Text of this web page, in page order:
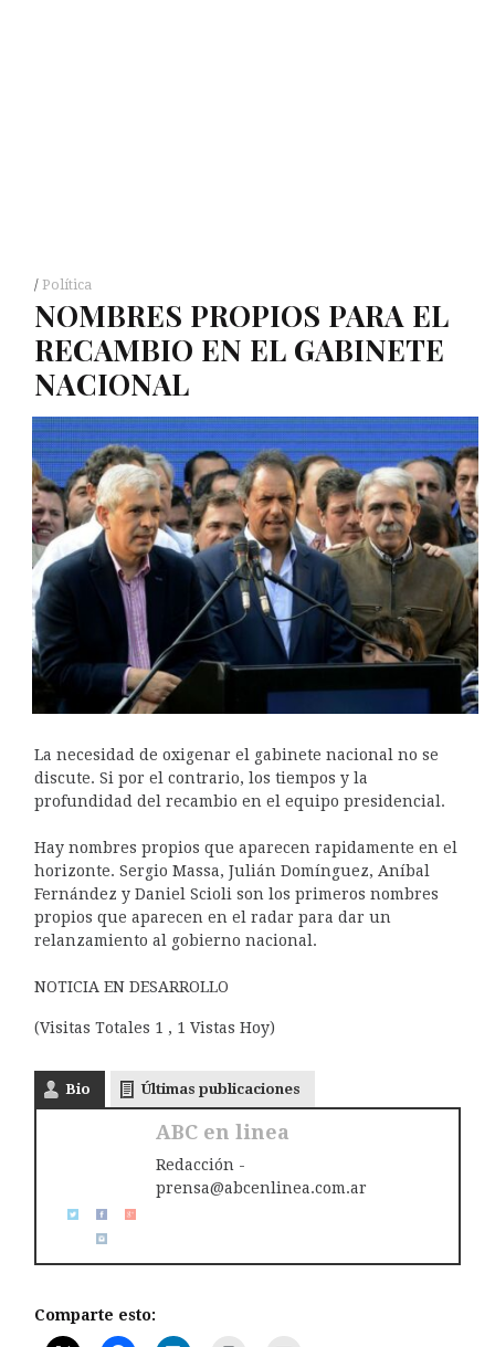
Política
NOMBRES PROPIOS PARA EL
RECAMBIO EN EL GABINETE
NACIONAL
La necesidad de oxigenar el gabinete nacional no se
discute. Si por el contrario, los tiempos y la
profundidad del recambio en el equipo presidencial.
Hay nombres propios que aparecen rapidamente en el
horizonte. Sergio Massa, Julián Domínguez, Aníbal
Fernández y Daniel Scioli son los primeros nombres
propios que aparecen en el radar para dar un
relanzamiento al gobierno nacional.
NOTICIA EN DESARROLLO
(Visitas Totales 1 , 1 Vistas Hoy)
Bio Últimas publicaciones
ABC en linea
Redacción -
prensa@abcenlinea.com.ar
Comparte esto: